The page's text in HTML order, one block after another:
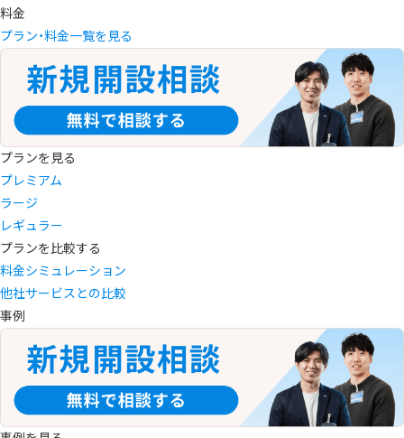
料金
プラン・料金一覧を見る
プランを見る
プレミアム
ラージ
レギュラー
プランを比較する
料金シミュレーション
他社サービスとの比較
事例